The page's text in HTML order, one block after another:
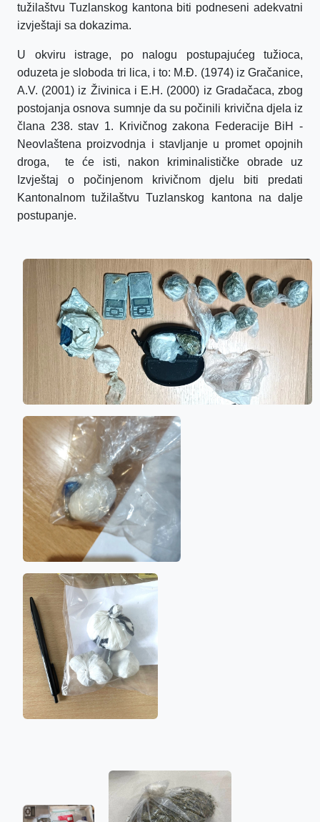
tužilaštvu Tuzlanskog kantona biti podneseni adekvatni
izvještaji sa dokazima.
U okviru istrage, po nalogu postupajućeg tužioca,
oduzeta je sloboda tri lica, i to: M.Đ. (1974) iz Gračanice,
A.V. (2001) iz Živinica i E.H. (2000) iz Gradačaca, zbog
postojanja osnova sumnje da su počinili krivična djela iz
člana 238. stav 1. Krivičnog zakona Federacije BiH -
Neovlaštena proizvodnja i stavljanje u promet opojnih
droga, te će isti, nakon kriminalističke obrade uz
Izvještaj o počinjenom krivičnom djelu biti predati
Kantonalnom tužilaštvu Tuzlanskog kantona na dalje
postupanje.